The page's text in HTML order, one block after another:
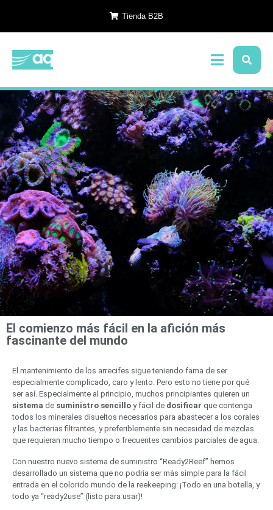
Tienda B2B
El comienzo más fácil en la afición más
fascinante del mundo
El mantenimiento de los arrecifes sigue teniendo fama de ser
especialmente complicado, caro y lento. Pero esto no tiene por qué
ser así. Especialmente al principio, muchos principiantes quieren un
sistema de suministro sencillo y fácil de dosificar que contenga
todos los minerales disueltos necesarios para abastecer a los corales
y las bacterias filtrantes, y preferiblemente sin necesidad de mezclas
que requieran mucho tiempo o frecuentes cambios parciales de agua.
Con nuestro nuevo sistema de suministro “Ready2Reef” hemos
desarrollado un sistema que no podría ser más simple para la fácil
entrada en el colorido mundo de la reekeeping: ¡Todo en una botella, y
todo ya “ready2use” (listo para usar)!